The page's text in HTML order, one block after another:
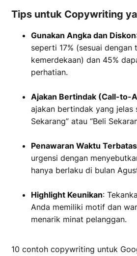
Tips untuk Copywriting
Gunakan Angka dan Diskon
seperti 17% (sesuai dengan
kemerdekaan) dan 45%
perhatian.
Ajakan Bertindak (Call-to-
ajakan bertindak yang jelas
Sekarang” atau “Beli
Penawaran Waktu Terbatas
urgensi dengan
hanya berlaku di bulan
Highlight Keunikan:
Anda memiliki motif dan
menarik minat pelanggan.
10 contoh copywriting untuk